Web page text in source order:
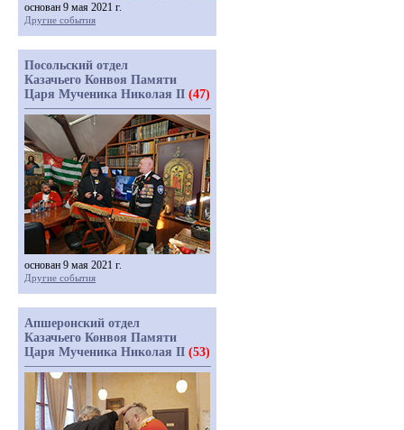
основан 9 мая 2021 г.
Другие события
Посольский отдел
Казачьего Конвоя Памяти
Царя Мученика Николая II (47)
основан 9 мая 2021 г.
Другие события
Апшеронский отдел
Казачьего Конвоя Памяти
Царя Мученика Николая II (53)